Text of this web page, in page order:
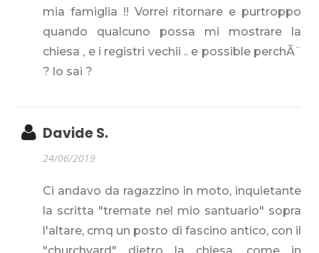
mia famiglia !! Vorrei ritornare e purtroppo
quando qualcuno possa mi mostrare la
chiesa , e i registri vechii .. e possible perchÃ¨
? lo sai ?
Davide S.
24/06/2019
Ci andavo da ragazzino in moto, inquietante
la scritta "tremate nel mio santuario" sopra
l'altare, cmq un posto di fascino antico, con il